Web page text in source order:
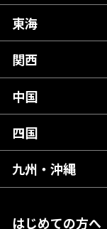
はじめての方へ
秋田県
岩手県
宮城県
福島県
栃木県
群馬県
千葉県
東京都
神奈川県
新潟県
富山県
石川県
山梨県
長野県
東海
岐阜県
静岡県
愛知県
関西
滋賀県
京都府
大阪府
中国
広島県
岡山県
四国
愛媛県
九州・沖縄